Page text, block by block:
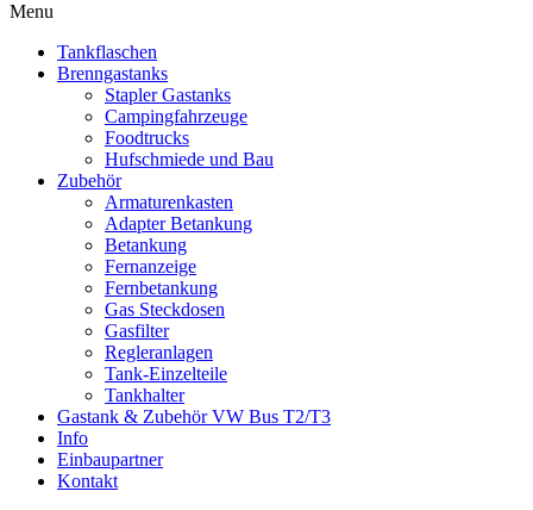
Menu
Tankflaschen
Brenngastanks
Stapler Gastanks
Campingfahrzeuge
Foodtrucks
Hufschmiede und Bau
Zubehör
Armaturenkasten
Adapter Betankung
Betankung
Fernanzeige
Fernbetankung
Gas Steckdosen
Gasfilter
Regleranlagen
Tank-Einzelteile
Tankhalter
Gastank & Zubehör VW Bus T2/T3
Info
Einbaupartner
Kontakt